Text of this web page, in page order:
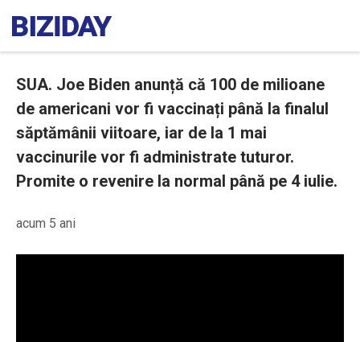
SUA. Joe Biden anunță că 100 de milioane
de americani vor fi vaccinați până la finalul
săptămânii viitoare, iar de la 1 mai
vaccinurile vor fi administrate tuturor.
Promite o revenire la normal până pe 4 iulie.
acum 5 ani